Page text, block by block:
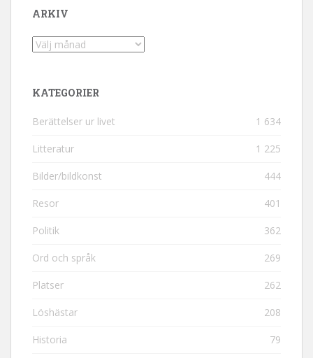
ARKIV
Arkiv
KATEGORIER
Berättelser ur livet 1 634
Litteratur 1 225
Bilder/bildkonst 444
Resor 401
Politik 362
Ord och språk 269
Platser 262
Löshästar 208
Historia 79